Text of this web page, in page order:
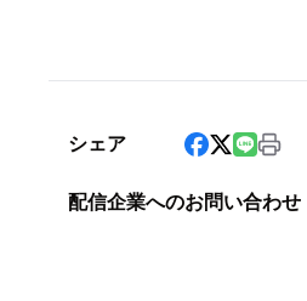
シェア
配信企業へのお問い合わせ